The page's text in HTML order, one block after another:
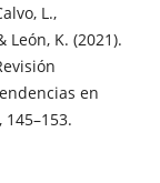
L.,
León, K. (2021).
en